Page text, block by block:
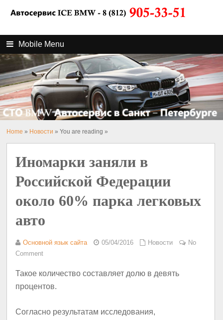
Mobile Menu
Home » Новости » You are reading »
Иномарки заняли в
Российской Федерации
около 60% парка легковых
авто
Основной язык сайта 05/04/2016 Новости
No
Comment
Такое количество составляет долю в девять
процентов.
Согласно результатам исследования,